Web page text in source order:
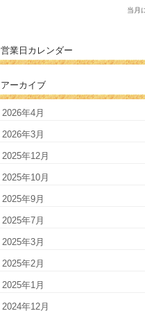
当月
営業日カレンダー
アーカイブ
2026年4月
2026年3月
2025年12月
2025年10月
2025年9月
2025年7月
2025年3月
2025年2月
2025年1月
2024年12月